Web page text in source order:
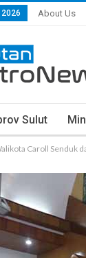
2026 About Us
Sulut
Caroll Senduk